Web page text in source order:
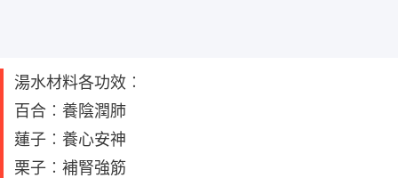
湯水材料各功效︰
百合︰養陰潤肺
蓮子︰養心安神
栗子︰補腎強筋